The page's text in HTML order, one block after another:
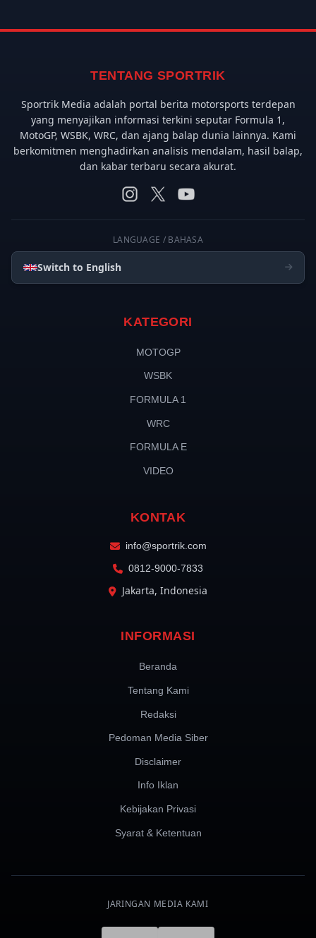
TENTANG SPORTRIK
Sportrik Media adalah portal berita motorsports terdepan
yang menyajikan informasi terkini seputar Formula 1,
MotoGP, WSBK, WRC, dan ajang balap dunia lainnya. Kami
berkomitmen menghadirkan analisis mendalam, hasil balap,
dan kabar terbaru secara akurat.
LANGUAGE / BAHASA
Switch to English
KATEGORI
MOTOGP
WSBK
FORMULA 1
WRC
FORMULA E
VIDEO
KONTAK
info@sportrik.com
0812-9000-7833
Jakarta, Indonesia
INFORMASI
Beranda
Tentang Kami
Redaksi
Pedoman Media Siber
Disclaimer
Info Iklan
Kebijakan Privasi
Syarat & Ketentuan
JARINGAN MEDIA KAMI